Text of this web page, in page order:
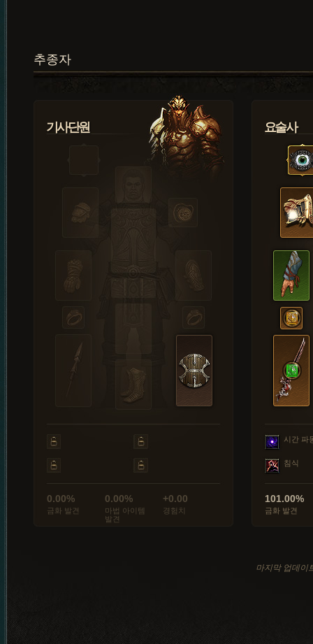
추종자
기사단원
0.00%
금화 발견
0.00%
마법 아이템
발견
+0.00
경험치
요술사
시간 파
침식
101.00%
금화 발견
마지막 업데이